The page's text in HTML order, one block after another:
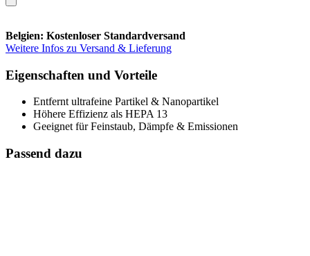
Belgien: Kostenloser Standardversand
Weitere Infos zu Versand & Lieferung
Eigenschaften und Vorteile
Entfernt ultrafeine Partikel & Nanopartikel
Höhere Effizienz als HEPA 13
Geeignet für Feinstaub, Dämpfe & Emissionen
Passend dazu